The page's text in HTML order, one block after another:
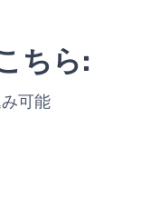
ちら:
可能